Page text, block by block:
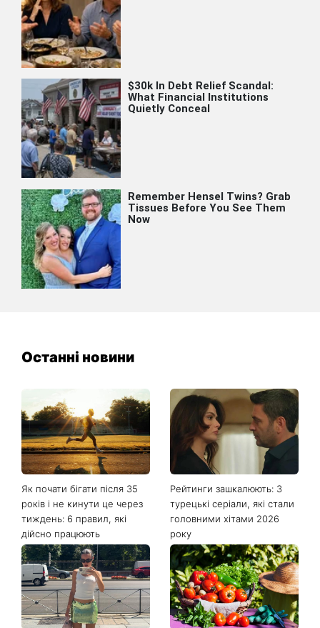
Останні новини
Як почати бігати після 35
років і не кинути це через
тиждень: 6 правил, які
дійсно працюють
Рейтинги зашкалюють: 3
турецькі серіали, які стали
головними хітами 2026
року